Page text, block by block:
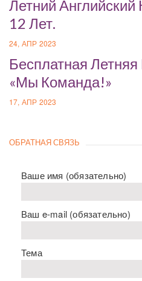
Летний
12 Лет.
24, АПР 2023
Бесплатная
«Мы Команда!»
17, АПР 2023
ОБРАТНАЯ СВЯЗЬ
Ваше имя (обязательно)
Ваш e-mail (обязательно)
Тема